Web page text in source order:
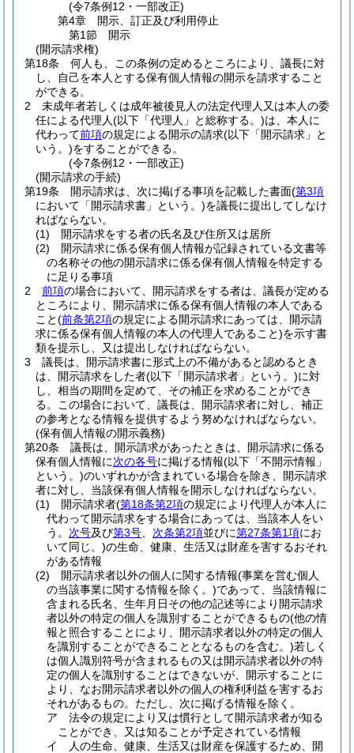
(令7条例12・一部改正)
第4章
開示、訂正及び利用停止
第1節
開示
(開示請求権)
第18条
何人も、この条例の定めるところにより、議長に対
し、自己を本人とする保有個人情報の開示を請求すること
ができる。
2
未成年者若しくは成年被後見人の法定代理人又は本人の委
任による代理人(以下「代理人」と総称する。)は、本人に
代わって前項の規定による開示の請求(以下「開示請求」と
いう。)をすることができる。
(令7条例12・一部改正)
(開示請求の手続)
第19条
開示請求は、次に掲げる事項を記載した書面(第3項
において「開示請求書」という。)を議長に提出してしなけ
ればならない。
(1)
開示請求をする者の氏名及び住所又は居所
(2)
開示請求に係る保有個人情報が記録されている文書等
の名称その他の開示請求に係る保有個人情報を特定する
に足りる事項
2
前項の場合において、開示請求をする者は、議長が定める
ところにより、開示請求に係る保有個人情報の本人である
こと(前条第2項の規定による開示請求にあっては、開示請
求に係る保有個人情報の本人の代理人であること)を示す書
類を提示し、又は提出しなければならない。
3
議長は、開示請求書に形式上の不備があると認めるとき
は、開示請求をした者(以下「開示請求者」という。)に対
し、相当の期間を定めて、その補正を求めることができ
る。
この場合において、議長は、開示請求者に対し、補正
の参考となる情報を提供するよう努めなければならない。
(保有個人情報の開示義務)
第20条
議長は、開示請求があったときは、開示請求に係る
保有個人情報に次の各号に掲げる情報(以下「不開示情報」
という。)のいずれかが含まれている場合を除き、開示請求
者に対し、当該保有個人情報を開示しなければならない。
(1)
開示請求者(第18条第2項の規定により代理人が本人に
代わって開示請求をする場合にあっては、当該本人をい
う。 次号及び第3号 次条第2項並びに第27条第1項にお
いて同じ。)の生命、健康、生活又は財産を害するおそれ
がある情報
(2)
開示請求者以外の個人に関する情報(事業を営む個人
の当該事業に関する情報を除く。)であって、当該情報に
含まれる氏名、生年月日その他の記述等により開示請求
者以外の特定の個人を識別することができるもの(他の情
報と照合することにより、開示請求者以外の特定の個人
を識別することができることとなるものを含む。)若しく
は個人識別符号が含まれるもの又は開示請求者以外の特
定の個人を識別することはできないが、開示することに
より、なお開示請求者以外の個人の権利利益を害するお
それがあるもの。 ただし、次に掲げる情報を除く。
ア
法令の規定により又は慣行として開示請求者が知る
ことができ、又は知ることが予定されている情報
イ
人の生命、健康、生活又は財産を保護するため、開